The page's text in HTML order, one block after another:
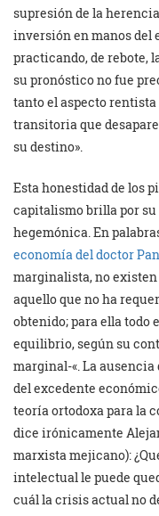
supresión de la
inversión en manos del
practicando, de rebote,
su pronóstico no fue
tanto el aspecto
transitoria que
su destino».
Esta honestidad de los
capitalismo brilla por
hegemónica. En
economía del doctor
marginalista, no existen
aquello que no ha
obtenido; para ella todo
equilibrio, según su
marginal-«. La
del excedente
teoría ortodoxa para la
dice irónicamente
marxista mejicano):
intelectual le puede
cuál la crisis actual no